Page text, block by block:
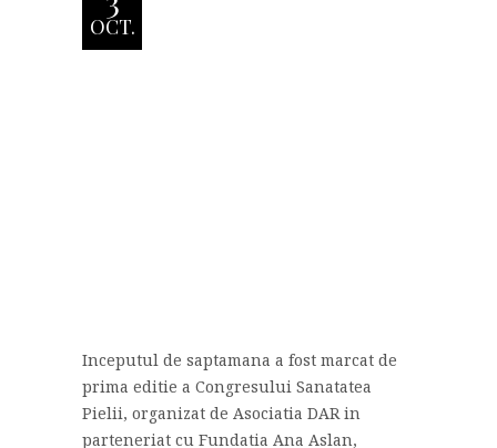
OCT.
Inceputul de saptamana a fost marcat de
prima editie a Congresului Sanatatea
Pielii, organizat de Asociatia DAR in
parteneriat cu Fundatia Ana Aslan,